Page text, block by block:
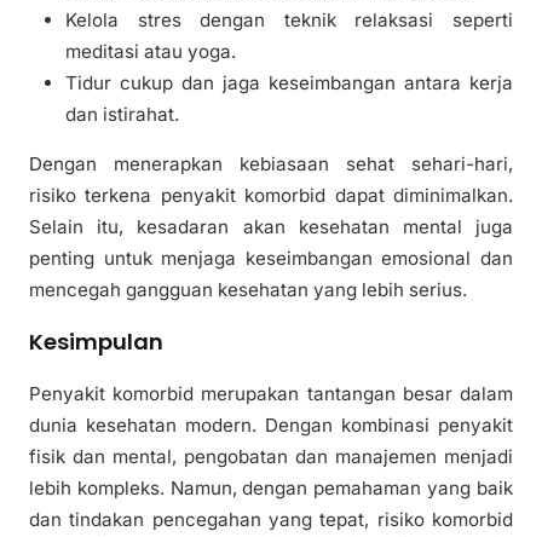
Kelola stres dengan teknik relaksasi seperti
meditasi atau yoga.
Tidur cukup dan jaga keseimbangan antara kerja
dan istirahat.
Dengan menerapkan kebiasaan sehat sehari-hari,
risiko terkena penyakit komorbid dapat diminimalkan.
Selain itu, kesadaran akan kesehatan mental juga
penting untuk menjaga keseimbangan emosional dan
mencegah gangguan kesehatan yang lebih serius.
Kesimpulan
Penyakit komorbid merupakan tantangan besar dalam
dunia kesehatan modern. Dengan kombinasi penyakit
fisik dan mental, pengobatan dan manajemen menjadi
lebih kompleks. Namun, dengan pemahaman yang baik
dan tindakan pencegahan yang tepat, risiko komorbid